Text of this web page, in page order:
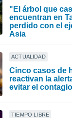
"El árbol que
encuentran en
perdido con el
Asia
ACTUALIDAD
Cinco casos de
reactivan la
evitar el contagio
TIEMPO LIBRE